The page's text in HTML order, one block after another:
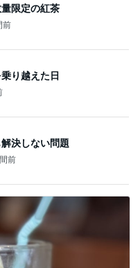
限定の紅茶
前
り越えた日
決しない問題
前